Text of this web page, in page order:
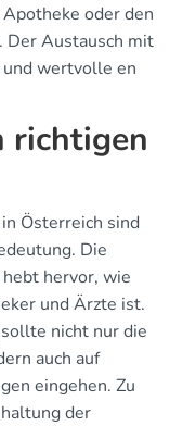
oder den
Der Austausch mit
wertvolle en
richtigen
Österreich sind
Die
hervor, wie
und Ärzte ist.
nicht nur die
auch auf
eingehen. Zu
der